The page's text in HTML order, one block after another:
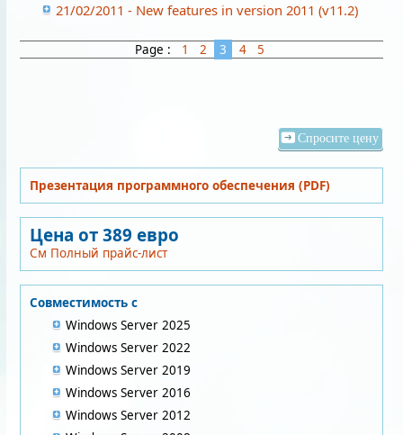
21/02/2011 - New features in version 2011 (v11.2)
Page : 1 2 3 4 5
Спросите цену
Презентация программного обеспечения (PDF)
Цена от 389 евро
См Полный прайс-лист
Совместимость с
Windows Server 2025
Windows Server 2022
Windows Server 2019
Windows Server 2016
Windows Server 2012